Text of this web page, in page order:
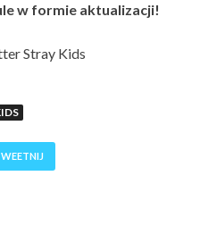
w formie aktualizacji!
Stray Kids